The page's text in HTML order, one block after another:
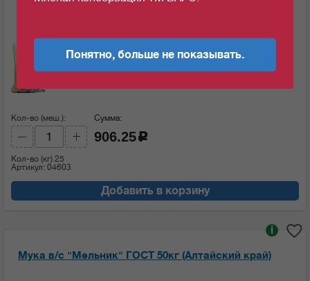
Ед.изм:
36.25 c
за 1 кг
Кол-во (меш.):
Кол-во (кг) 25
Артикул: 04603
Сумма:
906.25 c
Добавить в корзину
Мука в/с "Мельник" ГОСТ 50кг (Алтайский край)
i
Понятно, больше не показывать.